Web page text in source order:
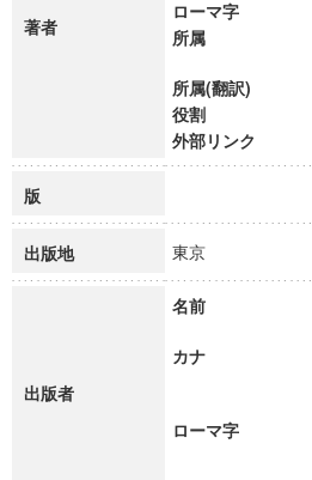
著者
ローマ字
所属
所属(翻訳)
役割
外部リンク
版
出版地 東京
出版者
名前
カナ
ローマ字